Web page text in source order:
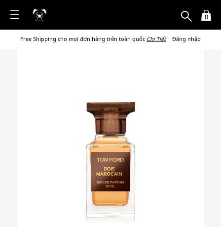
0
Free Shipping cho mọi đơn hàng trên toàn quốc Chi Tiết Đăng nhập